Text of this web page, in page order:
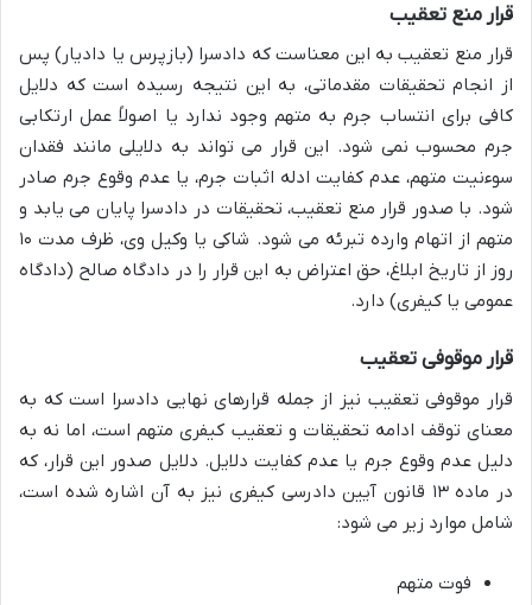
قرار منع تعقیب
قرار منع تعقیب به این معناست که دادسرا (بازپرس یا دادیار) پس
از انجام تحقیقات مقدماتی، به این نتیجه رسیده است که دلایل
کافی برای انتساب جرم به متهم وجود ندارد یا اصولاً عمل ارتکابی
جرم محسوب نمی شود. این قرار می تواند به دلایلی مانند فقدان
سوءنیت متهم، عدم کفایت ادله اثبات جرم، یا عدم وقوع جرم صادر
شود. با صدور قرار منع تعقیب، تحقیقات در دادسرا پایان می یابد و
متهم از اتهام وارده تبرئه می شود. شاکی یا وکیل وی، ظرف مدت ۱۰
روز از تاریخ ابلاغ، حق اعتراض به این قرار را در دادگاه صالح (دادگاه
عمومی یا کیفری) دارد.
قرار موقوفی تعقیب
قرار موقوفی تعقیب نیز از جمله قرارهای نهایی دادسرا است که به
معنای توقف ادامه تحقیقات و تعقیب کیفری متهم است، اما نه به
دلیل عدم وقوع جرم یا عدم کفایت دلایل. دلایل صدور این قرار، که
در ماده ۱۳ قانون آیین دادرسی کیفری نیز به آن اشاره شده است،
شامل موارد زیر می شود:
فوت متهم